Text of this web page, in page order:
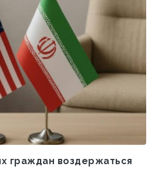
граждан воздержаться